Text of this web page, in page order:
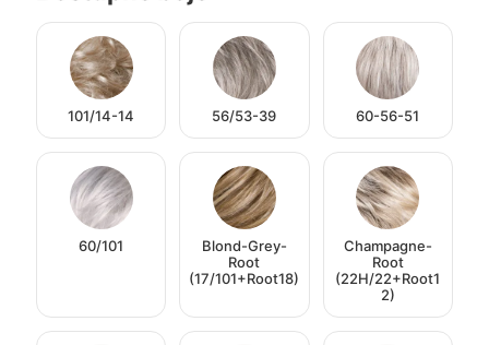
101/14-14 56/53-39 60-56-51
60/101
Blond-Grey-
Root
(17/101+Root18)
Champagne-
Root
(22H/22+Root1
2)